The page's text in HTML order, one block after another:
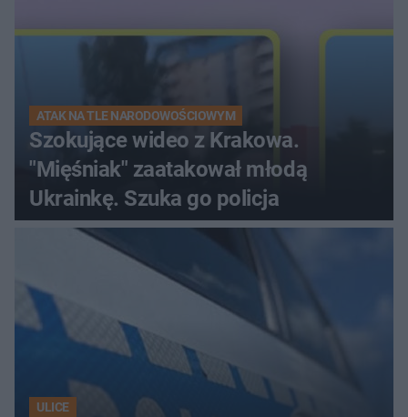
ATAK NA TLE NARODOWOŚCIOWYM
Szokujące wideo z Krakowa.
"Mięśniak" zaatakował młodą
Ukrainkę. Szuka go policja
ULICE